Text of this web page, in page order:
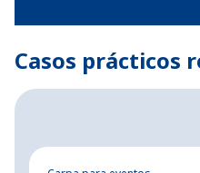
Casos prácticos